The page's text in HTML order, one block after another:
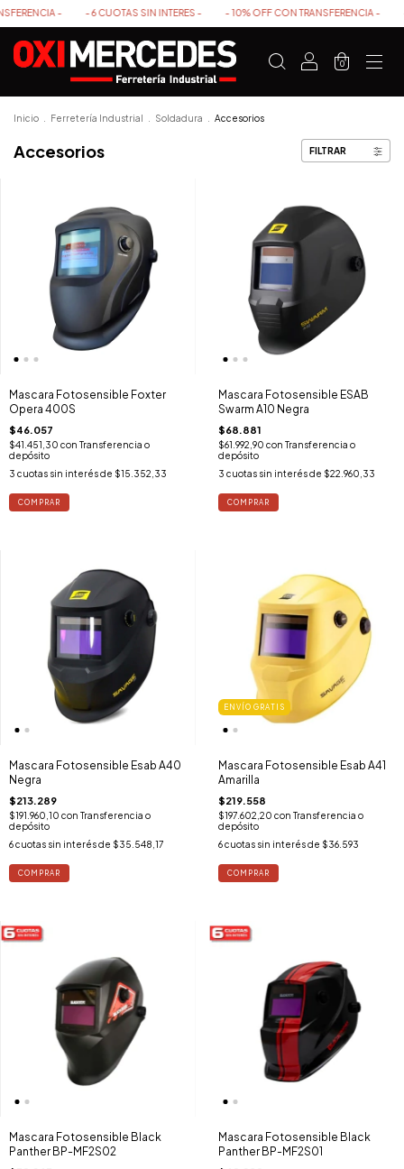
- - 6 CUOTAS SIN INTERES - - 10% OFF CON TRANSFERENCIA - - 6
0
Inicio Ferretería Industrial Soldadura Accesorios
Accesorios FILTRAR
Mascara Fotosensible Foxter
Opera 400S
$46.057
$41.451,30 con Transferencia o
depósito
3 cuotas sin interés de $15.352,33
Mascara Fotosensible ESAB
Swarm A10 Negra
$68.881
$61.992,90 con Transferencia o
depósito
3 cuotas sin interés de $22.960,33
Mascara Fotosensible Esab A40
Negra
$213.289
$191.960,10 con Transferencia o
depósito
6cuotas sin interés de $35.548,17
ENVÍO GRATIS
Mascara Fotosensible Esab A41
Amarilla
$219.558
$197.602,20 con Transferencia o
depósito
6 cuotas sin interés de $36.593
Mascara Fotosensible Black
Panther BP-MF2S02
Mascara Fotosensible Black
Panther BP-MF2S01